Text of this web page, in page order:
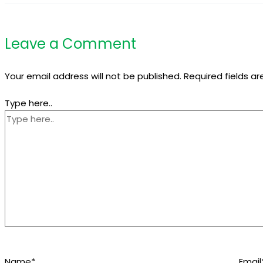
Leave a Comment
Your email address will not be published. Required fields
Type here..